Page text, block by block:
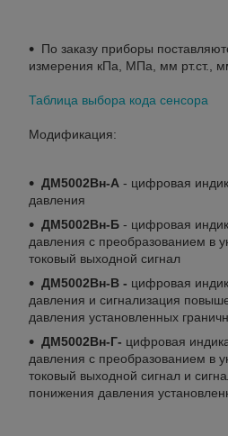
По заказу приборы
измерения кПа, МПа, мм рт.ст.,
Таблица выбора кода сенсора
Модификация:
ДМ5002Вн-А - цифровая
давления
ДМ5002Вн-Б - цифровая
давления с преобразованием в
токовый выходной сигнал
ДМ5002Вн-В - цифровая
давления и сигнализация
давления установленных
ДМ5002Вн-Г- цифровая
давления с преобразованием в
токовый выходной сигнал и
понижения давления